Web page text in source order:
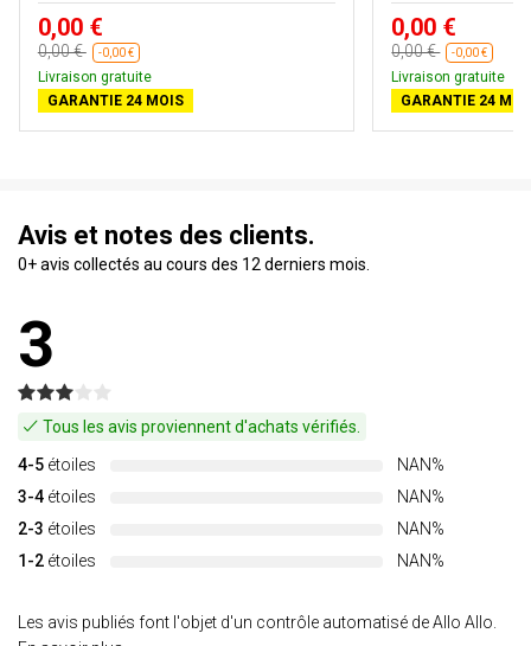
0,00 €
0,00 € -0,00 €
Livraison gratuite
GARANTIE 24 MOIS
0,00 €
0,00 € -0,00 €
Livraison gratuite
GARANTIE 24
Avis et notes des clients.
0+ avis collectés au cours des 12 derniers mois.
3
Tous les avis proviennent d'achats vérifiés.
4-5 étoiles
NAN%
3-4 étoiles
NAN%
2-3 étoiles
NAN%
1-2 étoiles NAN%
Les avis publiés font l'objet d'un contrôle automatisé de Allo Allo.